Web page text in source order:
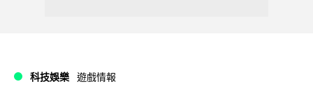
科技娛樂 遊戲情報